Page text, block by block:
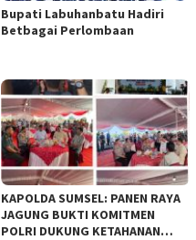
Bupati Labuhanbatu Hadiri
Betbagai Perlombaan
KAPOLDA SUMSEL: PANEN RAYA
JAGUNG BUKTI KOMITMEN
POLRI DUKUNG KETAHANAN